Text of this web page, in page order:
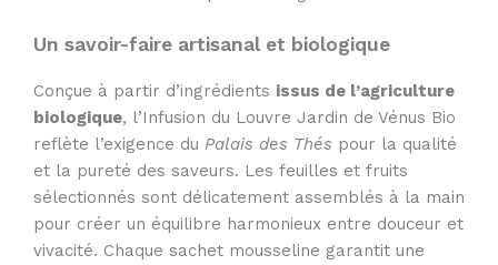
Un savoir-faire artisanal et biologique
Conçue à partir d’ingrédients issus de l’agriculture
biologique, l’Infusion du Louvre Jardin de Vénus Bio
reflète l’exigence du Palais des Thés pour la qualité
et la pureté des saveurs. Les feuilles et fruits
sélectionnés sont délicatement assemblés à la main
pour créer un équilibre harmonieux entre douceur et
vivacité. Chaque sachet mousseline garantit une